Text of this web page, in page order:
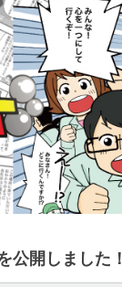
公開しました！